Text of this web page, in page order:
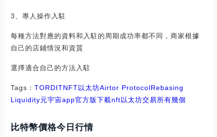
3、專人操作入駐
每種方法對應的資料和入駐的周期成功率都不同，商家根據
自己的店鋪情況和資質
選擇適合自己的方法入駐
Tags： TORDITNFT以太坊Airtor ProtocolRebasing
Liquidity元宇宙app官方版下載nft以太坊交易所有幾個
比特幣價格今日行情